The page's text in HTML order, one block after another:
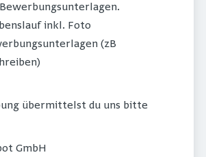
inkl. Foto
(zB
übermittelst du uns bitte
GmbH